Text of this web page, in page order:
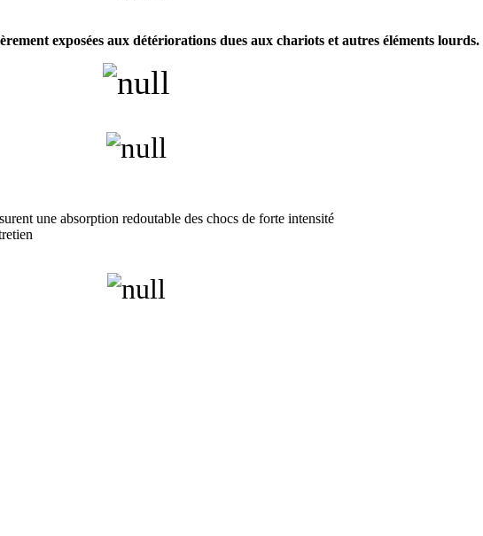
exposées aux détériorations dues aux chariots et autres éléments lourds.
une absorption redoutable des chocs de forte intensité